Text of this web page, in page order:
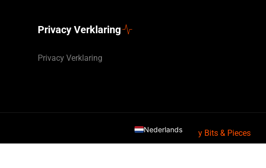
Privacy Verklaring
Privacy Verklaring
Webdesign door By Bits & Pieces
Nederlands
English (UK)